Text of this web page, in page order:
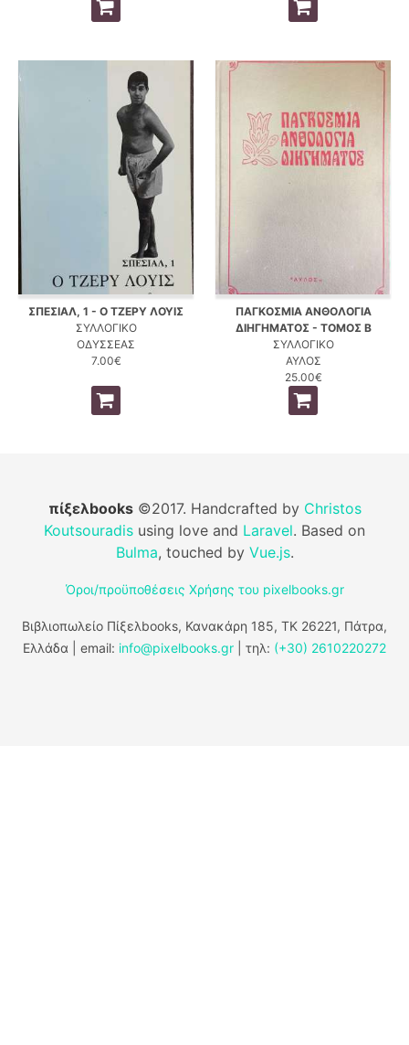
ΣΠΕΣΙΑΛ, 1 - Ο ΤΖΕΡΥ ΛΟΥΙΣ
ΣΥΛΛΟΓΙΚΟ
ΟΔΥΣΣΕΑΣ
7.00€
ΠΑΓΚΟΣΜΙΑ ΑΝΘΟΛΟΓΙΑ
ΔΙΗΓΗΜΑΤΟΣ - ΤΟΜΟΣ Β
ΣΥΛΛΟΓΙΚΟ
ΑΥΛΟΣ
25.00€
πίξελbooks©2017. Handcrafted by Christos
Koutsouradis using love and Laravel. Based on
Bulma, touched by Vue.js.
Όροι/προϋποθέσεις Χρήσης του pixelbooks.gr
Βιβλιοπωλείο Πίξελbooks, Κανακάρη 185, ΤΚ 26221, Πάτρα,
Ελλάδα | email: info@pixelbooks.gr | τηλ: (+30) 2610220272